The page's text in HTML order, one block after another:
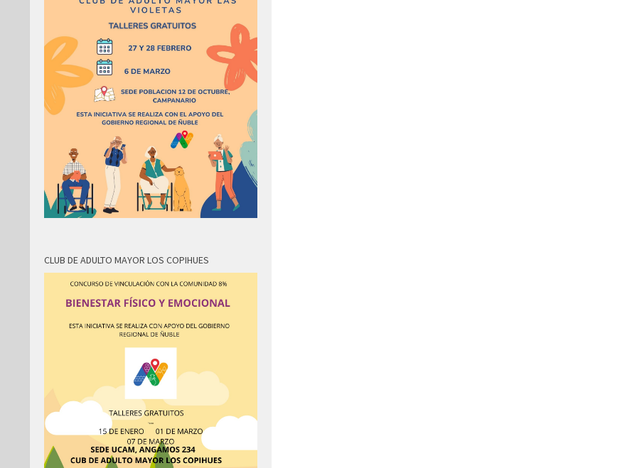
CLUB DE ADULTO MAYOR LOS COPIHUES